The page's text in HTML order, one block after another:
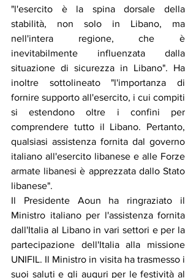
"l'esercito è la spina dorsale della
stabilità, non solo in Libano, ma
nell'intera regione, che è
inevitabilmente influenzata dalla
situazione di sicurezza in Libano". Ha
inoltre sottolineato "l'importanza di
fornire supporto all'esercito, i cui compiti
si estendono oltre i confini per
comprendere tutto il Libano. Pertanto,
qualsiasi assistenza fornita dal governo
italiano all'esercito libanese e alle Forze
armate libanesi è apprezzata dallo Stato
libanese".
Il Presidente Aoun ha ringraziato il
Ministro italiano per l'assistenza fornita
dall'Italia al Libano in vari settori e per la
partecipazione dell'Italia alla missione
UNIFIL. Il Ministro in visita ha trasmesso i
suoi saluti e gli auguri per le festività al